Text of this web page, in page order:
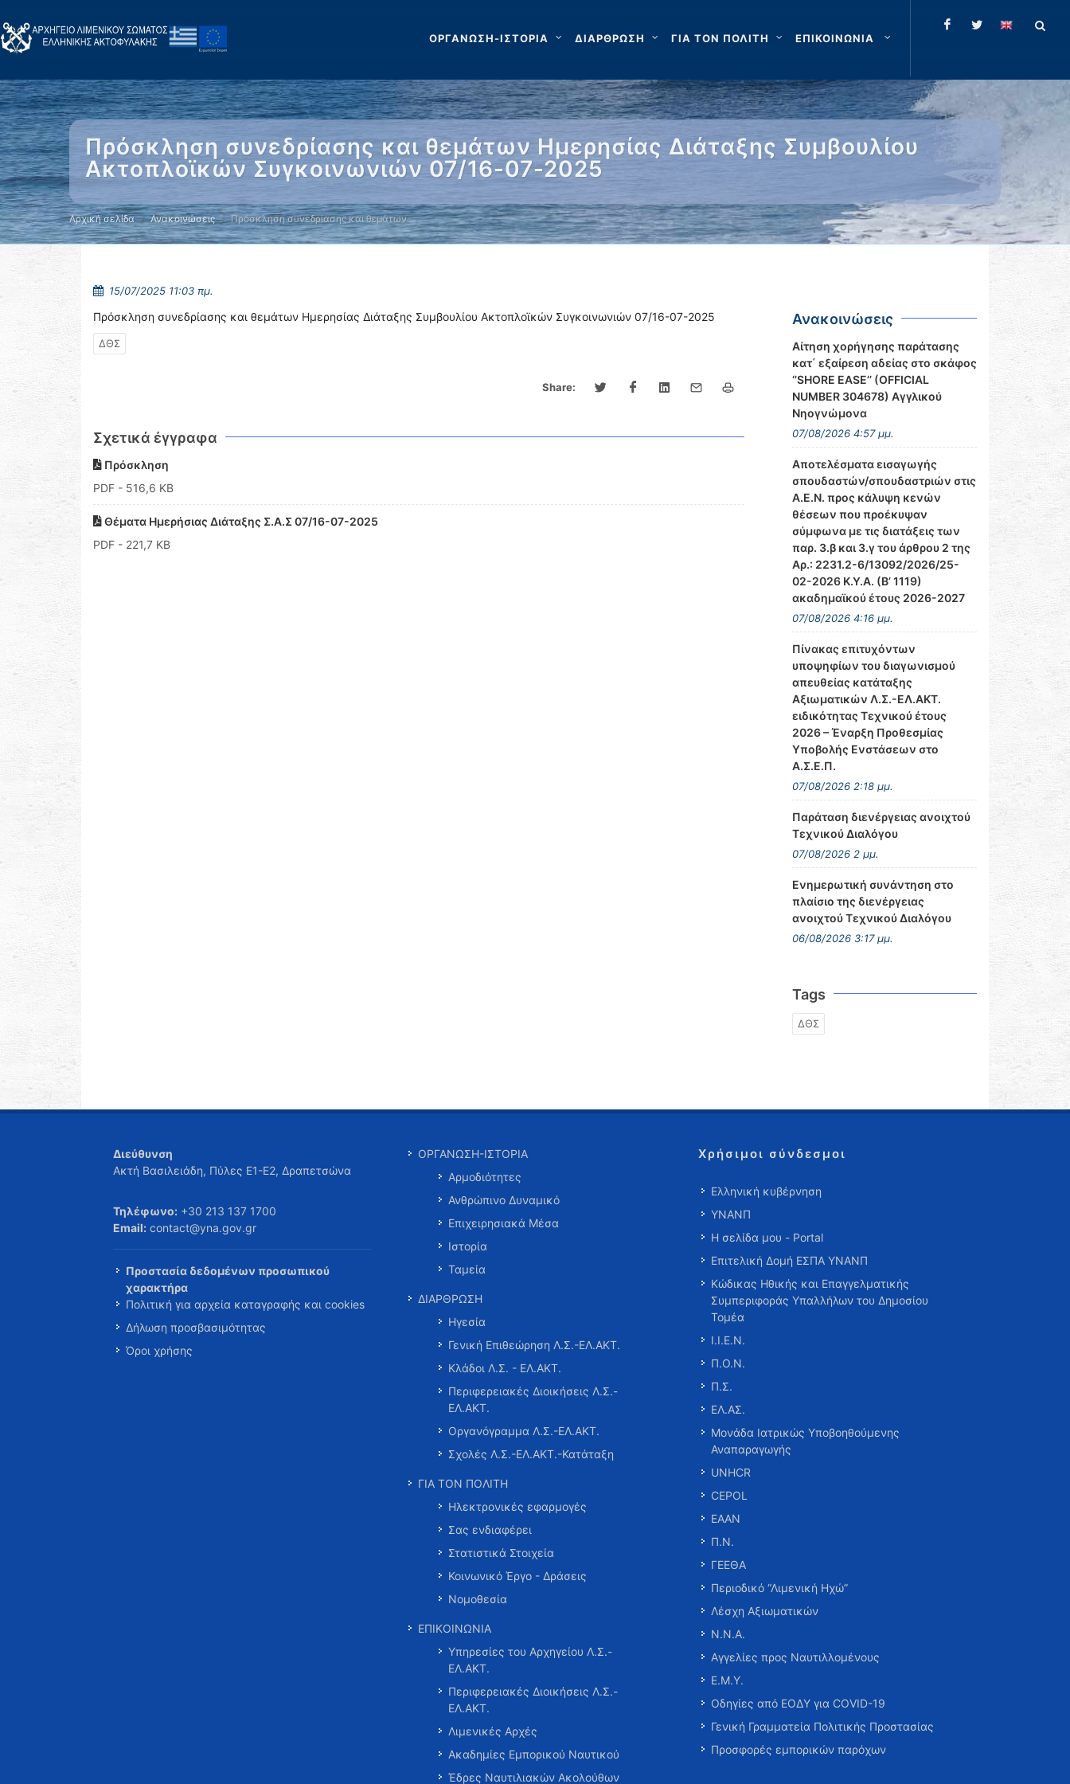
ΟΡΓΑΝΩΣΗ-ΙΣΤΟΡΙΑ ΔΙΑΡΘΡΩΣΗ ΓΙΑ ΤΟΝ ΠΟΛΙΤΗ ΕΠΙΚΟΙΝΩΝΙΑ
Πρόσκληση συνεδρίασης και θεμάτων Ημερησίας Διάταξης Συμβουλίου
Ακτοπλοϊκών Συγκοινωνιών 07/16-07-2025
Αρχική σελίδα Ανακοινώσεις Πρόσκληση συνεδρίασης και θεμάτων …
15/07/2025 11:03 πμ.
Πρόσκληση συνεδρίασης και θεμάτων Ημερησίας Διάταξης Συμβουλίου Ακτοπλοϊκών Συγκοινωνιών 07/16-07-2025
ΔΘΣ
Share:
Σχετικά έγγραφα
Πρόσκληση
PDF - 516,6 KB
Θέματα Ημερήσιας Διάταξης Σ.Α.Σ 07/16-07-2025
PDF - 221,7 KB
Ανακοινώσεις
Αίτηση χορήγησης παράτασης
κατ΄ εξαίρεση αδείας στο σκάφος
‘’SHORE EASE’’ (OFFICIAL
NUMBER 304678) Αγγλικού
Νηογνώμονα
07/08/2026 4:57 μμ.
Αποτελέσματα εισαγωγής
σπουδαστών/σπουδαστριών στις
Α.Ε.Ν. προς κάλυψη κενών
θέσεων που προέκυψαν
σύμφωνα με τις διατάξεις των
παρ. 3.β και 3.γ του άρθρου 2 της
Αρ.: 2231.2-6/13092/2026/25-
02-2026 Κ.Υ.Α. (Β’ 1119)
ακαδημαϊκού έτους 2026-2027
07/08/2026 4:16 μμ.
Πίνακας επιτυχόντων
υποψηφίων του διαγωνισμού
απευθείας κατάταξης
Αξιωματικών Λ.Σ.-ΕΛ.ΑΚΤ.
ειδικότητας Τεχνικού έτους
2026 – Έναρξη Προθεσμίας
Υποβολής Ενστάσεων στο
Α.Σ.Ε.Π.
07/08/2026 2:18 μμ.
Παράταση διενέργειας ανοιχτού
Τεχνικού Διαλόγου
07/08/2026 2 μμ.
Ενημερωτική συνάντηση στο
πλαίσιο της διενέργειας
ανοιχτού Τεχνικού Διαλόγου
06/08/2026 3:17 μμ.
Tags
ΔΘΣ
Διεύθυνση
Ακτή Βασιλειάδη, Πύλες Ε1-Ε2, Δραπετσώνα
Τηλέφωνο: +30 213 137 1700
Email: contact@yna.gov.gr
Προστασία δεδομένων προσωπικού
χαρακτήρα
Πολιτική για αρχεία καταγραφής και cookies
Δήλωση προσβασιμότητας
Όροι χρήσης
ΟΡΓΑΝΩΣΗ-ΙΣΤΟΡΙΑ
Αρμοδιότητες
Ανθρώπινο Δυναμικό
Επιχειρησιακά Μέσα
Ιστορία
Ταμεία
ΔΙΑΡΘΡΩΣΗ
Ηγεσία
Γενική Επιθεώρηση Λ.Σ.-ΕΛ.ΑΚΤ.
Κλάδοι Λ.Σ. - ΕΛ.ΑΚΤ.
Περιφερειακές Διοικήσεις Λ.Σ.-
ΕΛ.ΑΚΤ.
Οργανόγραμμα Λ.Σ.-ΕΛ.ΑΚΤ.
Σχολές Λ.Σ.-ΕΛ.ΑΚΤ.-Κατάταξη
ΓΙΑ ΤΟΝ ΠΟΛΙΤΗ
Ηλεκτρονικές εφαρμογές
Σας ενδιαφέρει
Στατιστικά Στοιχεία
Κοινωνικό Έργο - Δράσεις
Νομοθεσία
ΕΠΙΚΟΙΝΩΝΙΑ
Υπηρεσίες του Αρχηγείου Λ.Σ.-
ΕΛ.ΑΚΤ.
Περιφερειακές Διοικήσεις Λ.Σ.-
ΕΛ.ΑΚΤ.
Λιμενικές Αρχές
Ακαδημίες Εμπορικού Ναυτικού
Έδρες Ναυτιλιακών Ακολούθων
Χρήσιμοι σύνδεσμοι
Ελληνική κυβέρνηση
ΥΝΑΝΠ
Η σελίδα μου - Portal
Επιτελική Δομή ΕΣΠΑ ΥΝΑΝΠ
Κώδικας Ηθικής και Επαγγελματικής
Συμπεριφοράς Υπαλλήλων του Δημοσίου
Τομέα
Ι.Ι.Ε.Ν.
Π.Ο.Ν.
Π.Σ.
ΕΛ.ΑΣ.
Μονάδα Ιατρικώς Υποβοηθούμενης
Αναπαραγωγής
UNHCR
CEPOL
ΕΑΑΝ
Π.Ν.
ΓΕΕΘΑ
Περιοδικό “Λιμενική Ηχώ”
Λέσχη Αξιωματικών
Ν.Ν.Α.
Αγγελίες προς Ναυτιλλομένους
Ε.Μ.Υ.
Οδηγίες από ΕΟΔΥ για COVID-19
Γενική Γραμματεία Πολιτικής Προστασίας
Προσφορές εμπορικών παρόχων